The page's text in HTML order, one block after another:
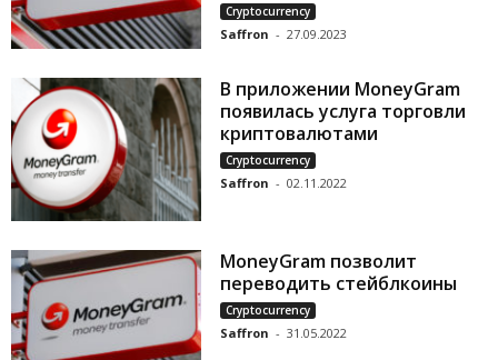
Cryptocurrency
Saffron - 27.09.2023
В приложении MoneyGram
появилась услуга торговли
криптовалютами
Cryptocurrency
Saffron - 02.11.2022
MoneyGram позволит
переводить стейблкоины
Cryptocurrency
Saffron - 31.05.2022